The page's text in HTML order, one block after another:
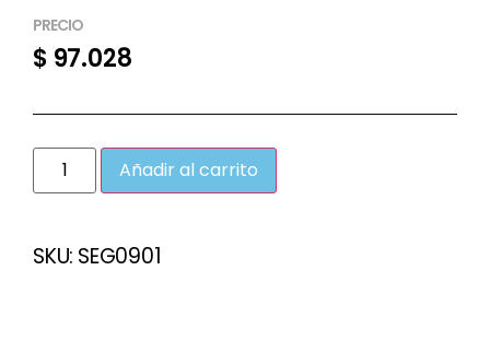
PRECIO
$ 97.028
Añadir al carrito
SKU: SEG0901